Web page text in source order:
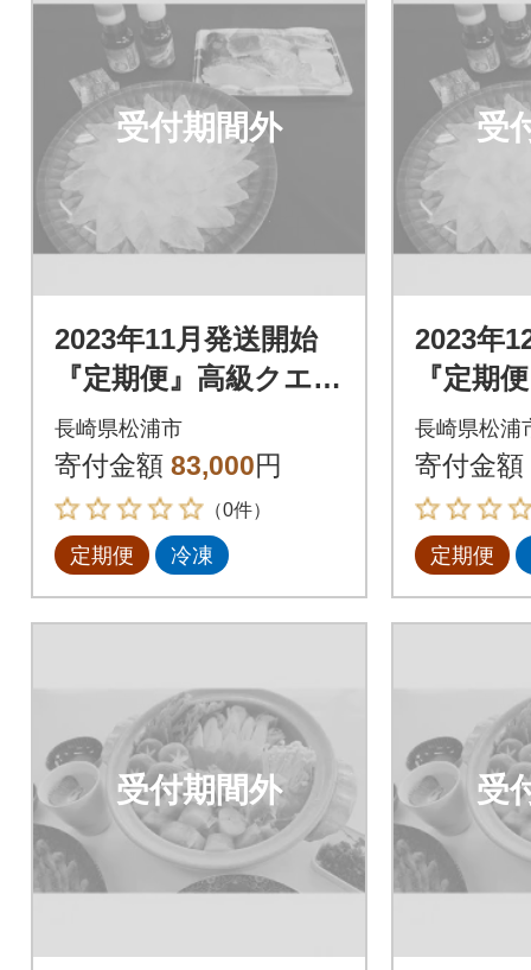
受付期間外
2023年11月発送開始
『定期便』高級クエと
高級とらふぐ「毎月
お届け」Aコース全3
回
長崎県松浦市
寄付金額 83,000円
（0件）
定期便 冷凍
受
2023年
『定期
高級と
お届け
回
長崎県松浦
寄付金額
定期便
受付期間外 受